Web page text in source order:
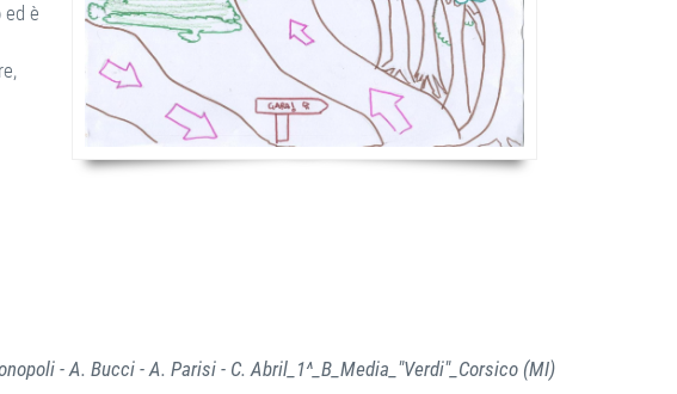
è
- A. Bucci - A. Parisi - C. Abril_1^_B_Media_"Verdi"_Corsico (MI)